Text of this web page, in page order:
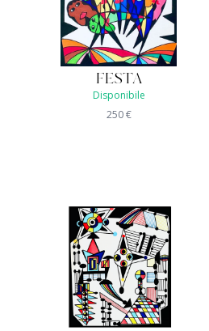
FESTA
Disponibile
250€